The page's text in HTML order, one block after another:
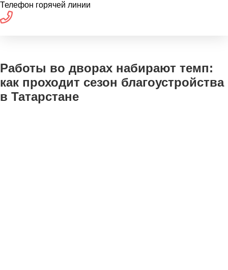
Телефон горячей линии
Работы во дворах набирают темп:
как проходит сезон благоустройства
в Татарстане